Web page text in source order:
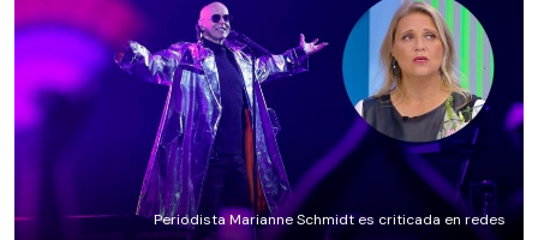
Periodista Marianne Schmidt es criticada en redes